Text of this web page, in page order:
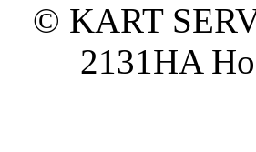
© KART
2131HA